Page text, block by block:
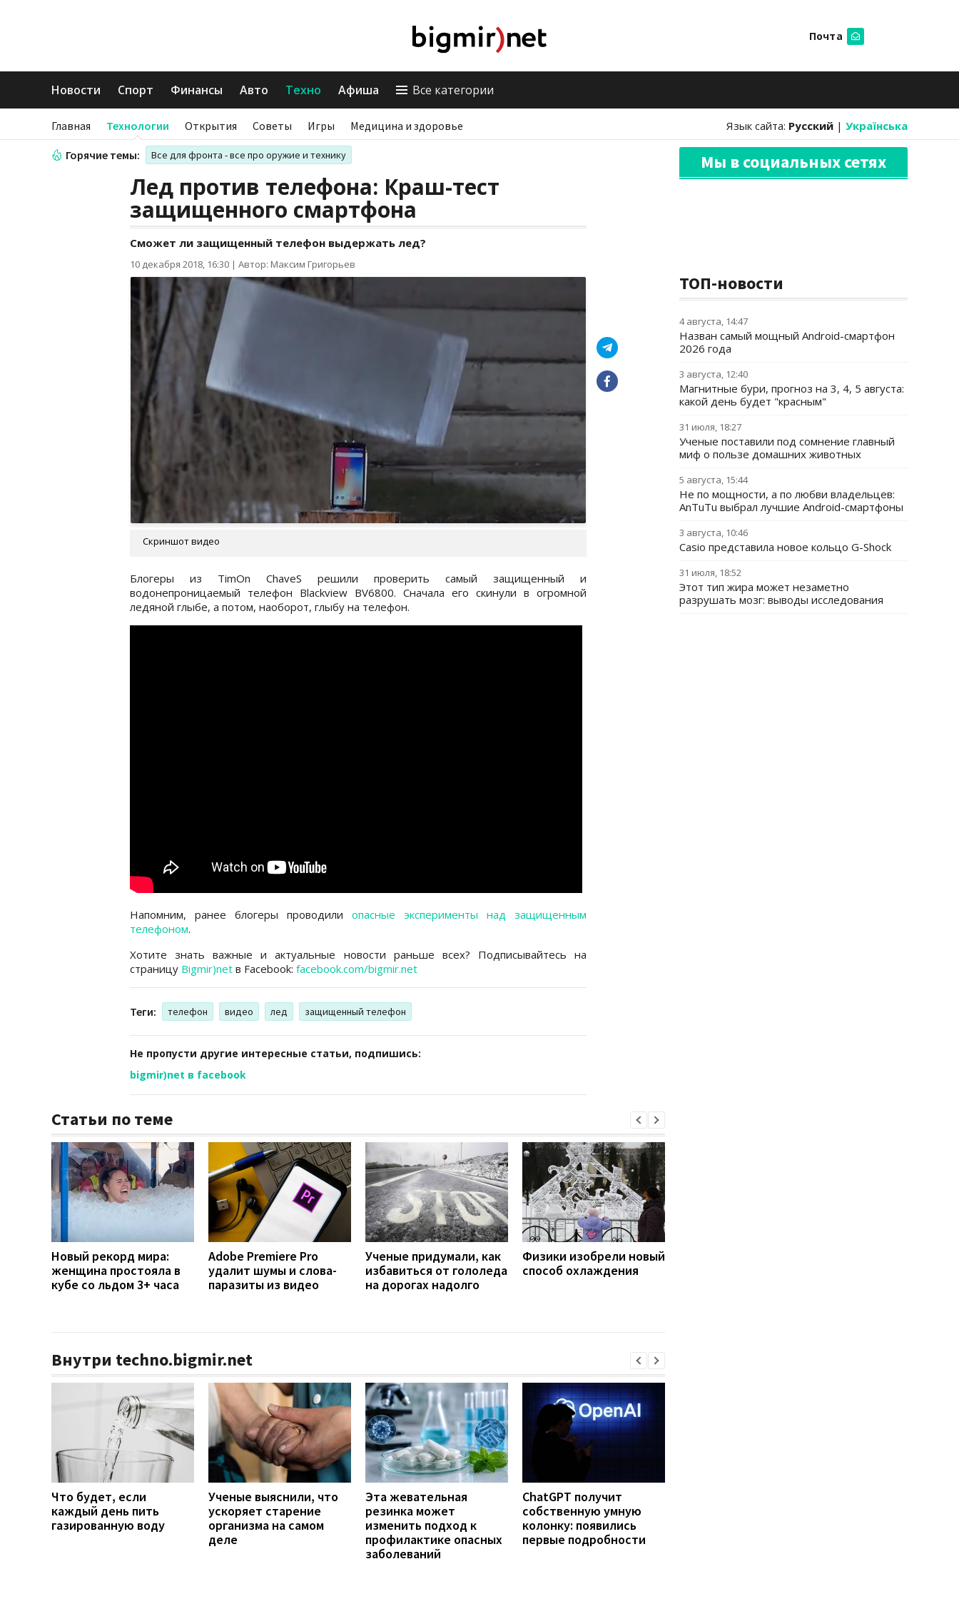
Почта
Новости Спорт Финансы Авто Техно Афиша Все категории
Главная Технологии Открытия Советы Игры Медицина и здоровье Язык сайта: Русский | Українська
Горячие темы: Все для фронта - все про оружие и технику
Лед против телефона: Краш-тест
защищенного смартфона
Сможет ли защищенный телефон выдержать лед?
10 декабря 2018, 16:30 | Автор: Максим Григорьев
Скриншот видео
Блогеры из TimOn ChaveS решили проверить самый защищенный и
водонепроницаемый телефон Blackview BV6800. Сначала его скинули в огромной
ледяной глыбе, а потом, наоборот, глыбу на телефон.
Напомним, ранее блогеры проводили опасные эксперименты над защищенным
телефоном.
Хотите знать важные и актуальные новости раньше всех? Подписывайтесь на
страницу Bigmir)net в Facebook: facebook.com/bigmir.net
Теги: телефон видео лед защищенный телефон
Не пропусти другие интересные статьи, подпишись:
bigmir)net в facebook
Статьи по теме
Новый рекорд мира:
женщина простояла в
кубе со льдом 3+ часа
Adobe Premiere Pro
удалит шумы и слова-
паразиты из видео
Ученые придумали, как
избавиться от гололеда
на дорогах надолго
Физики изобрели новый
способ охлаждения
Внутри techno.bigmir.net
Что будет, если
каждый день пить
газированную воду
Ученые выяснили, что
ускоряет старение
организма на самом
деле
Эта жевательная
резинка может
изменить подход к
профилактике опасных
заболеваний
ChatGPT получит
собственную умную
колонку: появились
первые подробности
Мы в социальных сетях
ТОП-новости
4 августа, 14:47
Назван самый мощный Android-смартфон
2026 года
3 августа, 12:40
Магнитные бури, прогноз на 3, 4, 5 августа:
какой день будет "красным"
31 июля, 18:27
Ученые поставили под сомнение главный
миф о пользе домашних животных
5 августа, 15:44
Не по мощности, а по любви владельцев:
AnTuTu выбрал лучшие Android-смартфоны
3 августа, 10:46
Casio представила новое кольцо G-Shock
31 июля, 18:52
Этот тип жира может незаметно
разрушать мозг: выводы исследования